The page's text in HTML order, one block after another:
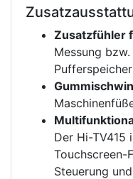
Zusatzfühler
Messung
Der Hi-TV415
Touchscreen-
Steuerung